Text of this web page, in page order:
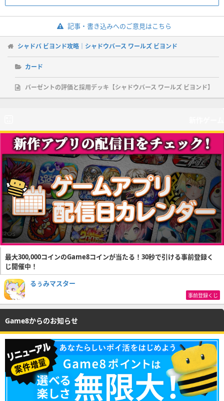
記事・書き込みへのご意見はこちら
シャドバ ビヨンド攻略｜シャドウバース ワールズ ビヨンド
カード
バーゼントの評価と採用デッキ【シャドウバース ワールズ ビヨンド】
最大300,000コインのGame8コインが当たる！30秒で引ける事前登録く
じ開催中！
るぅみマスター
事前登録くじ
Game8からのお知らせ